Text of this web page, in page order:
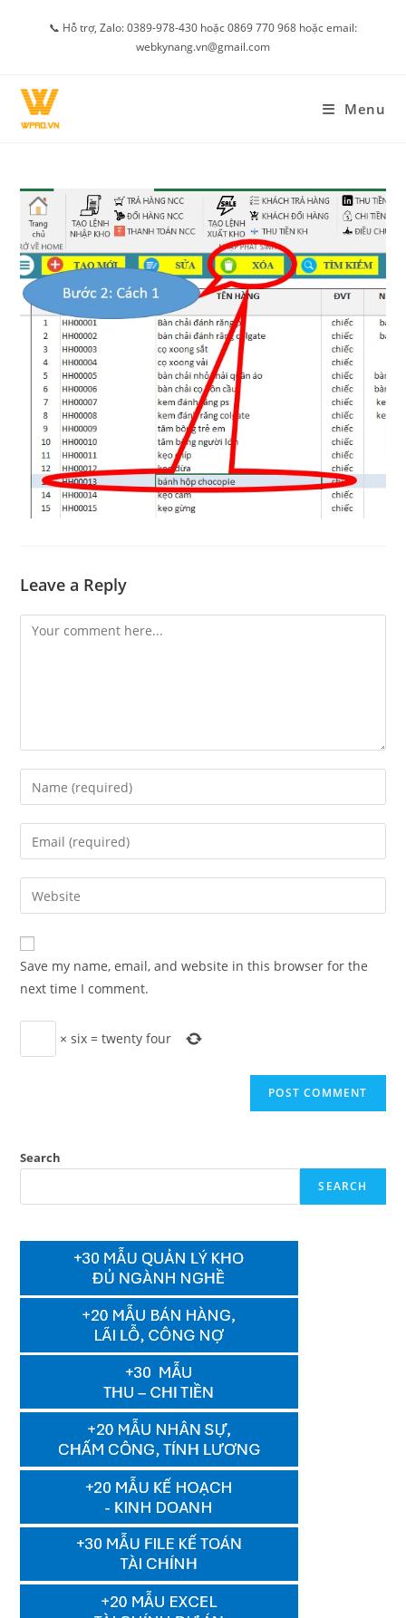
📞 Hỗ trợ, Zalo: 0389-978-430 hoặc 0869 770 968 hoặc email:
webkynang.vn@gmail.com
Menu
Leave a Reply
Comment
Enter
your
name
comment
Enter
your
email
address
comment
Enter
your
website
URL
(optional)
Save my name, email, and website in this browser for the
next time I comment.
×six =twenty four
Search
SEARCH